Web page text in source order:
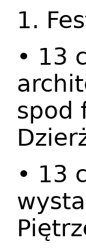
1.
• 13
spod
• 13